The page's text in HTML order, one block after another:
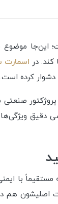
موضوع
در
دشوار کرده است.
صنعتی
دقیق
اصلیشون